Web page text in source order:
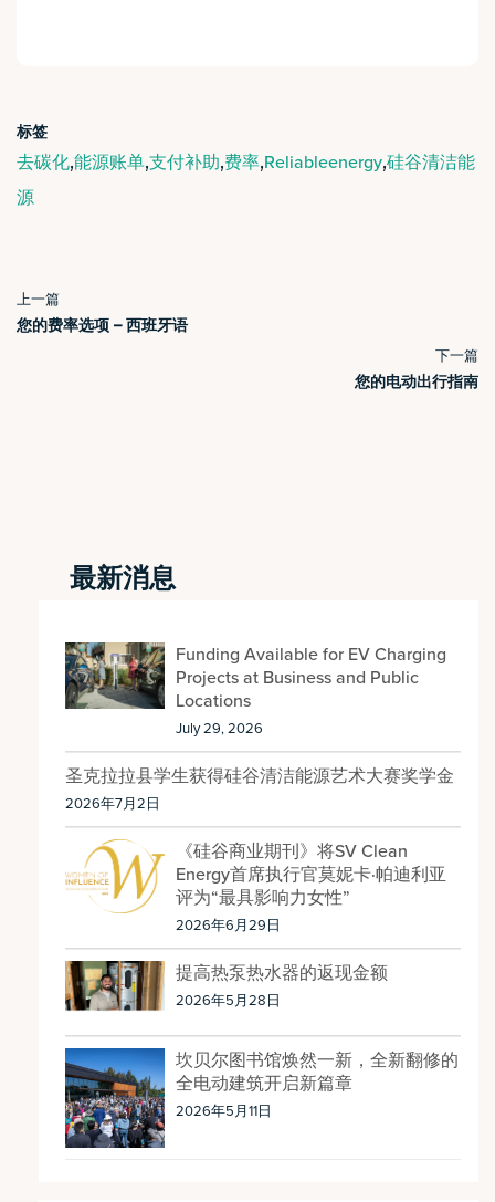
标签
去碳化,能源账单,支付补助,费率,Reliableenergy,硅谷清洁能
源
上一篇
您的费率选项 – 西班牙语
下一篇
您的电动出行指南
最新消息
Funding Available for EV Charging
Projects at Business and Public
Locations
July 29, 2026
圣克拉拉县学生获得硅谷清洁能源艺术大赛奖学金
2026年7月2日
《硅谷商业期刊》将SV Clean
Energy首席执行官莫妮卡·帕迪利亚
评为“最具影响力女性”
2026年6月29日
提高热泵热水器的返现金额
2026年5月28日
坎贝尔图书馆焕然一新，全新翻修的
全电动建筑开启新篇章
2026年5月11日